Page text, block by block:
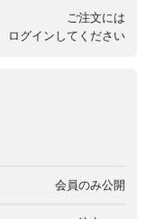
ご注文には
ログイン してください
会員のみ公開